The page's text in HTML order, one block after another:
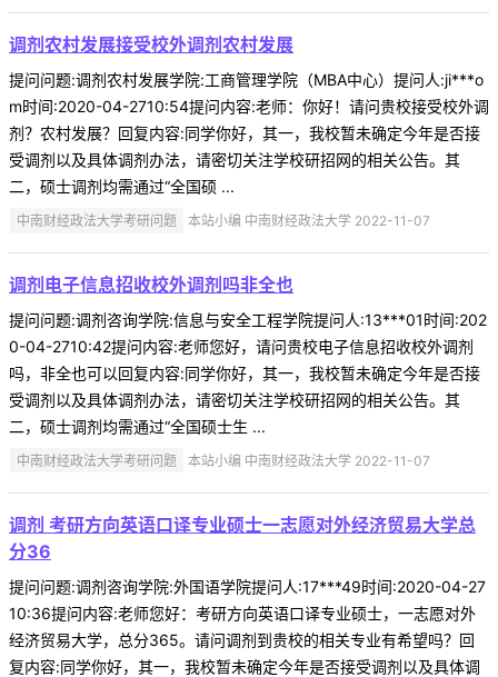
调剂农村发展接受校外调剂农村发展
提问问题:调剂农村发展学院:工商管理学院（MBA中心）提问人:ji***o
m时间:2020-04-2710:54提问内容:老师：你好！请问贵校接受校外调
剂？农村发展？回复内容:同学你好，其一，我校暂未确定今年是否接
受调剂以及具体调剂办法，请密切关注学校研招网的相关公告。其
二，硕士调剂均需通过“全国硕 ...
中南财经政法大学考研问题 本站小编 中南财经政法大学 2022-11-07
调剂电子信息招收校外调剂吗非全也
提问问题:调剂咨询学院:信息与安全工程学院提问人:13***01时间:202
0-04-2710:42提问内容:老师您好，请问贵校电子信息招收校外调剂
吗，非全也可以回复内容:同学你好，其一，我校暂未确定今年是否接
受调剂以及具体调剂办法，请密切关注学校研招网的相关公告。其
二，硕士调剂均需通过“全国硕士生 ...
中南财经政法大学考研问题 本站小编 中南财经政法大学 2022-11-07
调剂 考研方向英语口译专业硕士一志愿对外经济贸易大学总
分36
提问问题:调剂咨询学院:外国语学院提问人:17***49时间:2020-04-27
10:36提问内容:老师您好：考研方向英语口译专业硕士，一志愿对外
经济贸易大学，总分365。请问调剂到贵校的相关专业有希望吗？回
复内容:同学你好，其一，我校暂未确定今年是否接受调剂以及具体调